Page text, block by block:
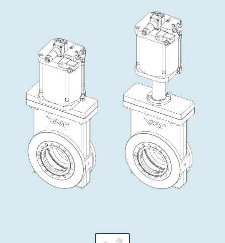
圧力リリーフ／ベントバルブ
3ポジションバルブ
バキュームチェックバルブ
緊急遮断/ビームストッパーバルブ
真空オールメタルバルブ
OLEDのインクジェット印刷
サブファブシステム
医薬品の凍結乾燥
あなたのアプリケーション
Analyst coverage
Contact for investors
News services
ダウンロード
Glossary
連絡先